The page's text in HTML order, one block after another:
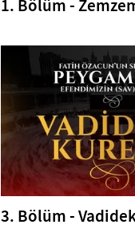
1. Bölüm -
3. Bölüm -